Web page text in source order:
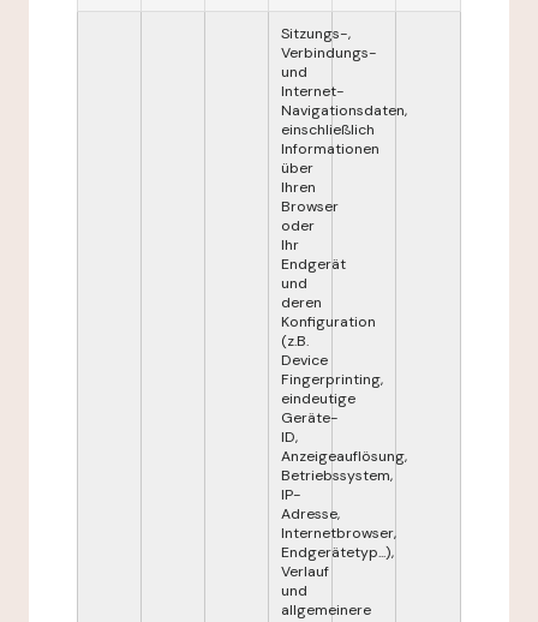
Sitzungs-,
Verbindungs-
und
Internet-
Navigationsdaten,
einschließlich
Informationen
über
Ihren
Browser
oder
Ihr
Endgerät
und
deren
Konfiguration
(z.B.
Device
Fingerprinting,
eindeutige
Geräte-
ID,
Anzeigeauflösung,
Betriebssystem,
IP-
Adresse,
Internetbrowser,
Endgerätetyp...),
Verlauf
und
allgemeinere